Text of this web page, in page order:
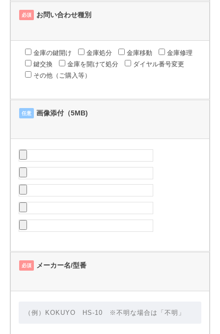
必須 お問い合わせ種別
金庫の鍵開け 金庫処分 金庫移動
金庫修理
鍵交換
金庫を開けて処分
ダイヤル番号変更
その他（ご購入等）
任意 画像添付（5MB)
必須 メーカー名/型番